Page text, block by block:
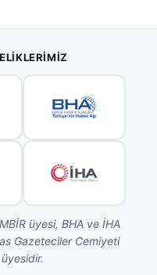
üyesi, BHA ve İHA
Gazeteciler Cemiyeti
üyesidir.